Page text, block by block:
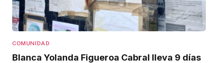
COMUNIDAD
Blanca Yolanda Figueroa Cabral lleva 9 días